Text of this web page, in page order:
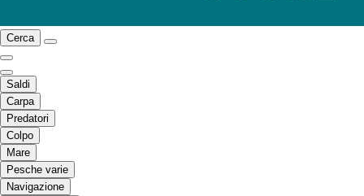
Cerca
Saldi
Carpa
Predatori
Colpo
Mare
Pesche varie
Navigazione